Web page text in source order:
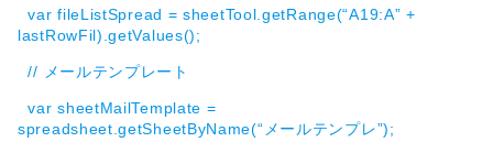
var fileListSpread = sheetTool.getRange(“A19:A” +
lastRowFil).getValues();
// メールテンプレート
var sheetMailTemplate =
spreadsheet.getSheetByName(“メールテンプレ”);